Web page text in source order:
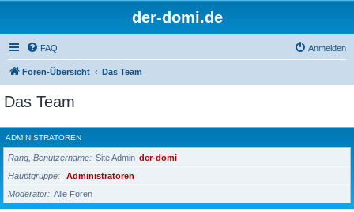
der-domi.de
FAQ Anmelden
Foren-Übersicht Das Team
Das Team
ADMINISTRATOREN
Rang, Benutzername Site Admin der-domi
Hauptgruppe
Administratoren
Moderator
Alle Foren